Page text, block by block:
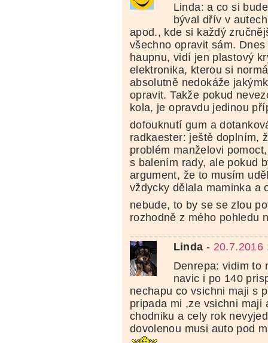
Linda: a co si
býval dřív v
apod., kde si každý
všechno opravit sám.
haupnu, vidí jen plastový
elektronika, kterou si
absolutně nedokáže
opravit. Takže pokud
kola, je opravdu jedinou
dofouknutí gum a
radkaester: ještě doplním,
problém manželovi
s balením rady, ale pokud
argument, že to musím
vždycky dělala maminka a
nebude, to by se se zlou
rozhodně z mého pohledu
Linda - 20.7.2016
Denrepa: vidim to
navic i po 140
nechapu co vsichni maji s
pripada mi ,ze vsichni maji
chodniku a cely rok
dovolenou musi auto pod